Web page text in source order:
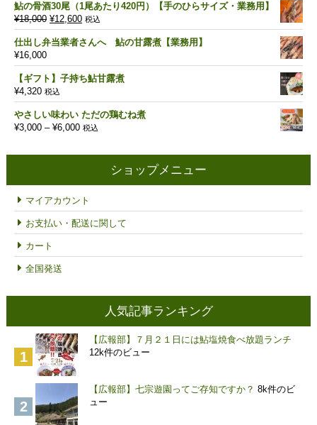
鮎の骨酒30尾（1尾あたり420円）【手のひらサイズ・業務用】
¥18,000 元
の
価
は
¥18,000
で
し
た。
¥12,600現
在
の
格
は
す。
税込
仕出し弁当業者さんへ 鮎の甘露煮【業務用】
¥16,000
【ギフト】子持ち鮎甘露煮
¥4,320 税込
やさしい味わい ただの鶏むね煮
¥3,000 – ¥6,000価
帯:
税込
ショップメニュー
マイアカウント
お支払い・配送に関して
カート
全国発送
人気記事ランキング
【広報部】７月２１日には鮎塩焼食べ放題ランチ
12k件のビュー
【広報部】七宗遊園ってご存知ですか？ 8k件のビ
ュー